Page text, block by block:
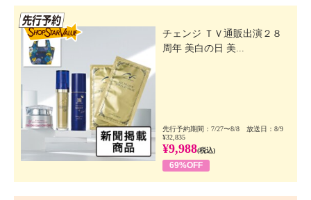
チェンジ ＴＶ通販出演２８
周年 美白の日 美...
先行予約期間：7/27〜8/8 放送日：8/9
¥32,835
¥9,988(税込)
69%OFF